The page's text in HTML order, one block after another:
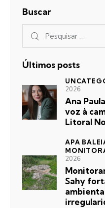
Buscar
Últimos posts
2026
Ana
voz à
Litoral
APA
2026
Sahy